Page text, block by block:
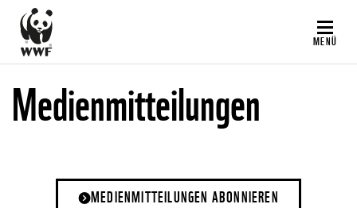
Direkt
zum
Inhalt
MENÜ
Medienmitteilungen
MEDIENMITTEILUNGEN ABONNIEREN